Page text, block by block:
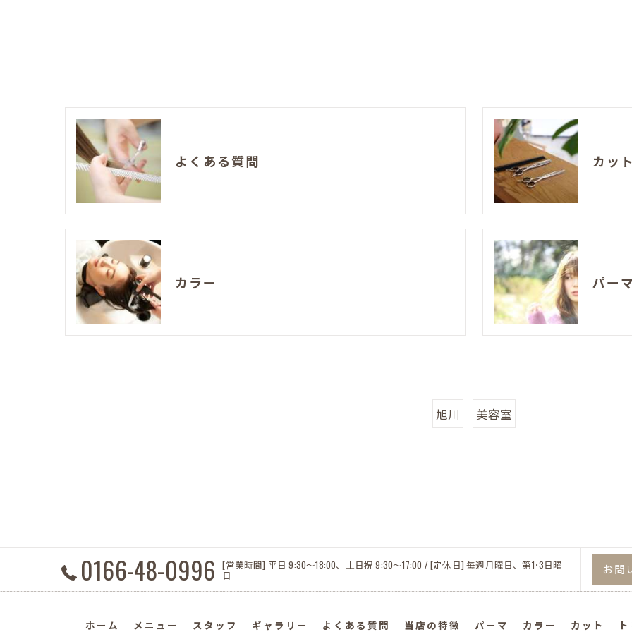
よくある質問 カッ
カラー パー
旭川 美容室
0166-48-0996 [営業時間] 平日 9:30～18:00、土日祝 9:30～17:00 / [定休日] 毎週月曜日、第1･3日曜
日 お問
ホーム メニュー スタッフ ギャラリー よくある質問 当店の特徴 パーマ カラー カット